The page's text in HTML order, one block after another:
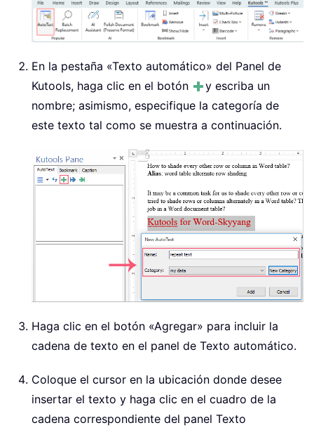
En la pestaña «Texto automático» del Panel de
Kutools, haga clic en el botón
y escriba un
nombre; asimismo, especifique la categoría de
este texto tal como se muestra a continuación.
Haga clic en el botón «Agregar» para incluir la
cadena de texto en el panel de Texto automático.
Coloque el cursor en la ubicación donde desee
insertar el texto y haga clic en el cuadro de la
cadena correspondiente del panel Texto